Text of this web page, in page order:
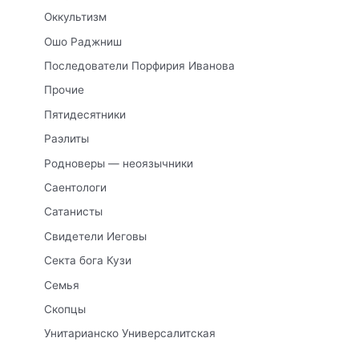
Оккультизм
Ошо Раджниш
Последователи Порфирия Иванова
Прочие
Пятидесятники
Раэлиты
Родноверы — неоязычники
Саентологи
Сатанисты
Свидетели Иеговы
Секта бога Кузи
Семья
Скопцы
Унитарианско Универсалитская